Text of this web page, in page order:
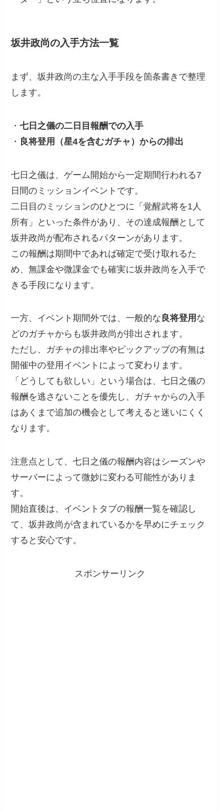
坂井政尚の入手方法一覧
まず、坂井政尚の主な入手手段を箇条書きで整理
します。
・七日之儀の二日目報酬での入手
・ 良将登用（星4を含むガチャ）からの排出
七日之儀は、ゲーム開始から一定期間行われる7
日間のミッションイベントです。
二日目のミッションのひとつに「覚醒武将を1人
所有」といった条件があり、その達成報酬として
坂井政尚が配布されるパターンがあります。
この報酬は期間中であれば確定で受け取れるた
め、無課金や微課金でも確実に坂井政尚を入手で
きる手段になります。
一方、イベント期間外では、一般的な 良将登用 な
どのガチャからも坂井政尚が排出されます。
ただし、ガチャの排出率やピックアップの有無は
開催中の登用イベントによって変わります。
「どうしても欲しい」という場合は、七日之儀の
報酬を逃さないことを優先し、ガチャからの入手
はあくまで追加の機会として考えると迷いにくく
なります。
注意点として、七日之儀の報酬内容はシーズンや
サーバーによって微妙に変わる可能性がありま
す。
開始直後は、イベントタブの報酬一覧を確認し
て、坂井政尚が含まれているかを早めにチェック
すると安心です。
スポンサーリンク